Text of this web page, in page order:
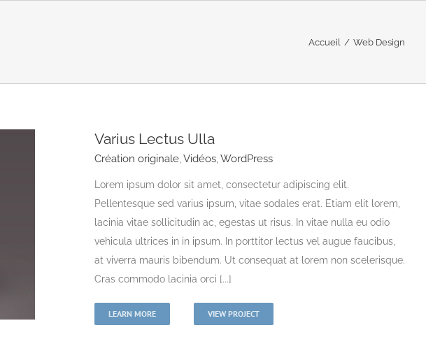
Accueil / Web Design
Varius Lectus Ulla
Création originale,Vidéos,WordPress
Lorem ipsum dolor sit amet, consectetur adipiscing elit.
Pellentesque sed varius ipsum, vitae sodales erat. Etiam elit lorem,
lacinia vitae sollicitudin ac, egestas ut risus. In vitae nulla eu odio
vehicula ultrices in in ipsum. In porttitor lectus vel augue faucibus,
at viverra mauris bibendum. Ut consequat at lorem non scelerisque.
Cras commodo lacinia orci [...]
LEARN MORE VIEW PROJECT